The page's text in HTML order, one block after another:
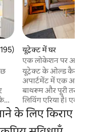
5 में से 4.97, 195 समीक्षाएँ
यूट्रेक्ट में घर
एक लोकेशन पर
अपार्टमेंट
यूट्रेक्ट के ओल्ड कैनाल
अपार्टमेंट में एक
बाथरूम और पूरी तरह
लिविंग एरिया है। एक
नहर के लुभावने
कपल्स के लिए बिल्कुल सही है।
अनोखा इतिहास -
के लिए किराए